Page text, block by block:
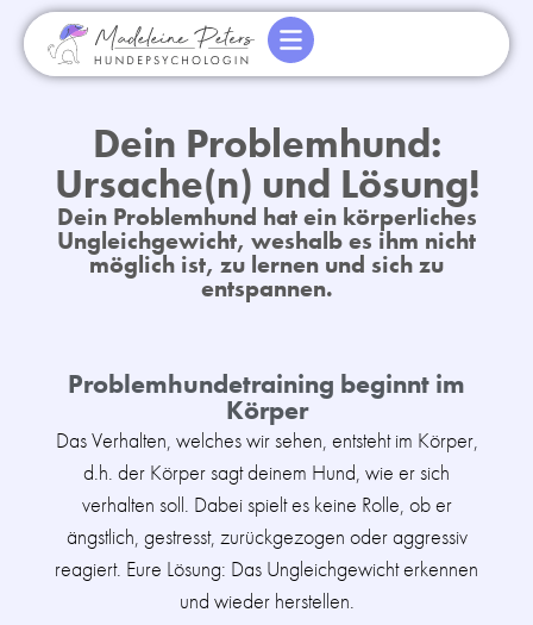
Dein Problemhund:
Ursache(n) und Lösung!
Dein Problemhund hat ein körperliches
Ungleichgewicht, weshalb es ihm nicht
möglich ist, zu lernen und sich zu
entspannen.
Problemhundetraining beginnt im
Körper
Das Verhalten, welches wir sehen, entsteht im Körper,
d.h. der Körper sagt deinem Hund, wie er sich
verhalten soll. Dabei spielt es keine Rolle, ob er
ängstlich, gestresst, zurückgezogen oder aggressiv
reagiert. Eure Lösung: Das Ungleichgewicht erkennen
und wieder herstellen.